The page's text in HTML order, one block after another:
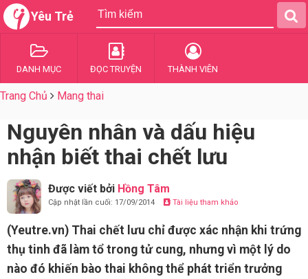
Yêu Trẻ
DANH MỤC ĐỌC TRUYỆN THÀNH VIÊN
Trang Chủ Mang thai
Nguyên nhân và dấu hiệu
nhận biết thai chết lưu
Được viết bởi Hồng Tâm
Cập nhật lần cuối: 17/09/2014 Tài liệu tham khảo
(Yeutre.vn) Thai chết lưu chỉ được xác nhận khi trứng
thụ tinh đã làm tổ trong tử cung, nhưng vì một lý do
nào đó khiến bào thai không thể phát triển trưởng